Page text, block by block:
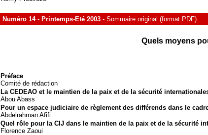
Numéro 14- Printemps-Eté 2003 - Sommaire original (format PDF)
Quels moyens
Préface
Comité de rédaction
La CEDEAO et le maintien de la paix et de la sécurité
Abou Abass
Pour un espace judiciaire de règlement des différends dans le
Abdelrahman Afifi
Quel rôle pour la CIJ dans le maintien de la paix et de la sécurité
Florence Zaoui